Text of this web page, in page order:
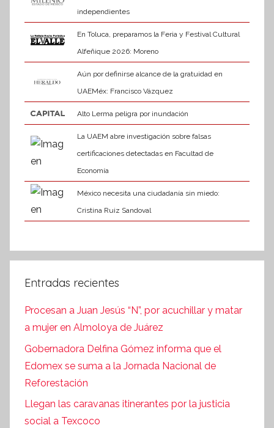
independientes
En Toluca, preparamos la Feria y Festival Cultural
Alfeñique 2026: Moreno
Aún por definirse alcance de la gratuidad en
UAEMéx: Francisco Vázquez
Alto Lerma peligra por inundación
La UAEM abre investigación sobre falsas
certificaciones detectadas en Facultad de
Economía
México necesita una ciudadanía sin miedo:
Cristina Ruiz Sandoval
Entradas recientes
Procesan a Juan Jesús “N”, por acuchillar y matar
a mujer en Almoloya de Juárez
Gobernadora Delfina Gómez informa que el
Edomex se suma a la Jornada Nacional de
Reforestación
Llegan las caravanas itinerantes por la justicia
social a Texcoco